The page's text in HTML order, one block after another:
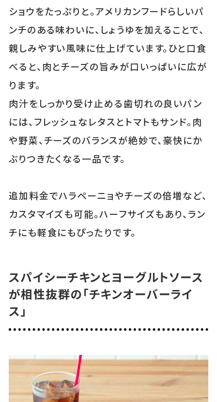
ショウをたっぷりと。アメリカンフードらしいパ
ンチのある味わいに、しょうゆを加えることで、
親しみやすい風味に仕上げています。ひと口食
べると、肉とチーズの旨みが口いっぱいに広が
ります。
肉汁をしっかり受け止める歯切れの良いパン
には、フレッシュなレタスとトマトもサンド。肉
や野菜、チーズのバランスが絶妙で、豪快にか
ぶりつきたくなる一品です。
追加料金でハラペーニョやチーズの倍増など、
カスタマイズも可能。ハーフサイズもあり、ラン
チにも軽食にもぴったりです。
スパイシーチキンとヨーグルトソース
が相性抜群の「チキンオーバーライ
ス」